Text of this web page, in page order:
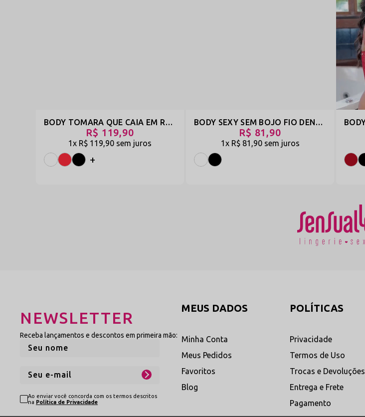
BODY TOMARA QUE CAIA EM RENDA COM BIJU - BONITO
R$ 119,90
1x R$ 119,90 sem juros
+
BODY SEXY SEM BOJO FIO DENTAL EM TULE MODELO COSTAS NUAS - MULHERÃO
R$ 81,90
1x R$ 81,90 sem juros
NEWSLETTER
Receba lançamentos e descontos em primeira mão:
Ao enviar você concorda com os termos descritos
na Política de Privacidade
MEUS DADOS
Minha Conta
Meus Pedidos
Favoritos
Blog
POLÍTICAS
Privacidade
Termos de Uso
Trocas e Devoluções
Entrega e Frete
Pagamento